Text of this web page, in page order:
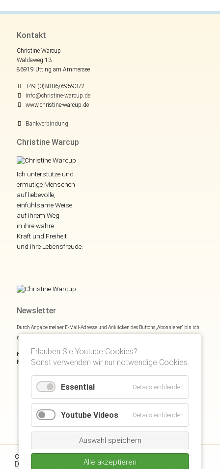
Kontakt
Christine Warcup
Waldaweg 13
86919 Utting am Ammersee
+49 (0)8806/6959372
info@christine-warcup.de
www.christine-warcup.de
Bankverbindung
Christine Warcup
Ich unterstütze und
ermutige Menschen
auf liebevolle,
einfühlsame Weise
auf ihrem Weg
in ihre wahre
Kraft und Freiheit
und ihre Lebensfreude.
Newsletter
Durch Angabe meiner E-Mail-Adresse und Anklicken des Buttons „Abonnieren“ bin ich
mich mit
Kostenloses E- und Audiobook & monatliche Inspirationen via
Newsletter:
Copyright © 2026 Christine Warcup | Kontakt Impressum
Datenschutzerklärung |Disclaimer|Suchen
Erlauben Sie Youtube Cookies?
Sonst verwenden wir nur notwendige Cookies.
Essential Details einblenden
Youtube Videos Details einblenden
Auswahl speichern
Alle akzeptieren